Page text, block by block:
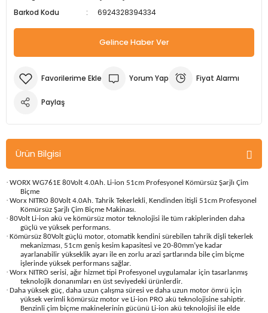
Köpek Elbiseleri
Köpek Kapıları
Köpek Kemikleri
Köpek Tasmaları
Köpek Yatakları
Seyahat Ürünleri
Taraklar ve Fırçalar
Kedi Oyuncakları
Kedi Sağlık Ürünleri
Kedi Şampuanları
Kedi Tuvaleti ve Kum Kapları
Kedi Yatakları
Konserve Yaş Mamalar
Ürünleri İşkenceler ve Mengeneler
Kargaburun
Lokma Takımları
Testere
Tornavidalar
Yan Keski
Zımba Tabancaları
Döşeme Çivi Zımba Çakma
Elektrikli Tornavidalar
Kırıcı Deliciler/Kırıcılar
Matkaplar
Planyalar
Polisaj Makinesi
Barkod Kodu
6924328394334
Gelince Haber Ver
Yorum Yap Fiyat Alarmı
Paylaş
Ürün Bilgisi
· WORX WG761E 80Volt 4.0Ah. Li-ion 51cm Profesyonel Kömürsüz Şarjlı Çim
Biçme
· Worx NITRO 80Volt 4.0Ah. Tahrik Tekerlekli, Kendinden itişli 51cm Profesyonel
Kömürsüz Şarjlı Çim Biçme Makinası.
· 80Volt Li-ion akü ve kömürsüz motor teknolojisi ile tüm rakiplerinden daha
güçlü ve yüksek performans.
· Kömürsüz 80Volt güçlü motor, otomatik kendini sürebilen tahrik dişli tekerlek
mekanizması, 51cm geniş kesim kapasitesi ve 20-80mm’ye kadar
ayarlanabilir yükseklik ayarı ile en zorlu arazi şartlarında bile çim biçme
işlerinde yüksek performans sağlar.
· Worx NITRO serisi, ağır hizmet tipi Profesyonel uygulamalar için tasarlanmış
teknolojik donanımları en üst seviyedeki ürünlerdir.
· Daha yüksek güç, daha uzun çalışma süresi ve daha uzun motor ömrü için
yüksek verimli kömürsüz motor ve Li-ion PRO akü teknolojisine sahiptir.
Benzinli çim biçme makinelerinin gücünü Li-ion akü teknolojisi ile elde